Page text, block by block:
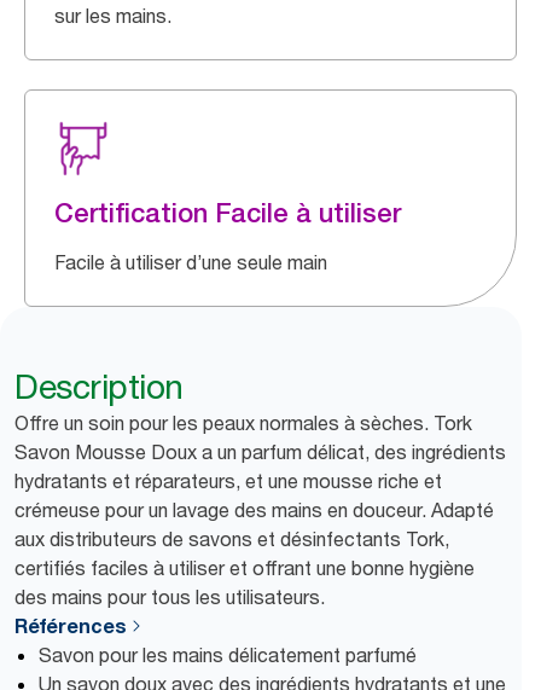
sur les mains.
Certification Facile à utiliser
Facile à utiliser d’une seule main
Description
Offre un soin pour les peaux normales à sèches. Tork
Savon Mousse Doux a un parfum délicat, des ingrédients
hydratants et réparateurs, et une mousse riche et
crémeuse pour un lavage des mains en douceur. Adapté
aux distributeurs de savons et désinfectants Tork,
certifiés faciles à utiliser et offrant une bonne hygiène
des mains pour tous les utilisateurs.
Références
Savon pour les mains délicatement parfumé
Un savon doux avec des ingrédients hydratants et une